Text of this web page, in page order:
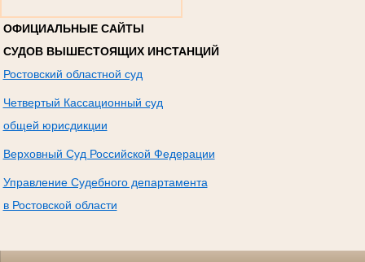
ОФИЦИАЛЬНЫЕ САЙТЫ
СУДОВ ВЫШЕСТОЯЩИХ ИНСТАНЦИЙ
Ростовский областной суд
Четвертый Кассационный суд
общей юрисдикции
Верховный Суд Российской Федерации
Управление Судебного департамента
в Ростовской области